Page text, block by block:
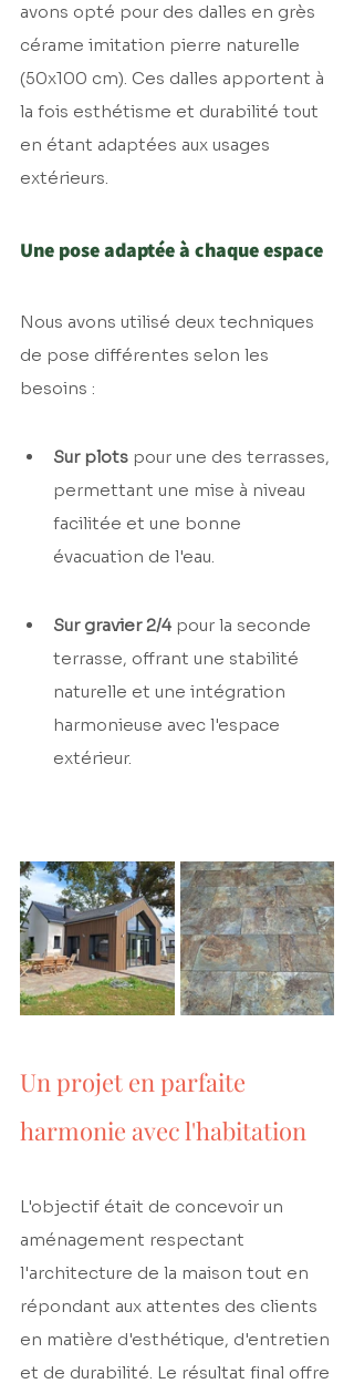
avons opté pour des dalles en grès
cérame imitation pierre naturelle
(50x100 cm). Ces dalles apportent à
la fois esthétisme et durabilité tout
en étant adaptées aux usages
extérieurs.
Une pose adaptée à chaque espace
Nous avons utilisé deux techniques
de pose différentes selon les
besoins :
Sur plots pour une des terrasses,
permettant une mise à niveau
facilitée et une bonne
évacuation de l'eau.
Sur gravier 2/4 pour la seconde
terrasse, offrant une stabilité
naturelle et une intégration
harmonieuse avec l'espace
extérieur.
Un projet en parfaite
harmonie avec l'habitation
L'objectif était de concevoir un
aménagement respectant
l'architecture de la maison tout en
répondant aux attentes des clients
en matière d'esthétique, d'entretien
et de durabilité. Le résultat final offre